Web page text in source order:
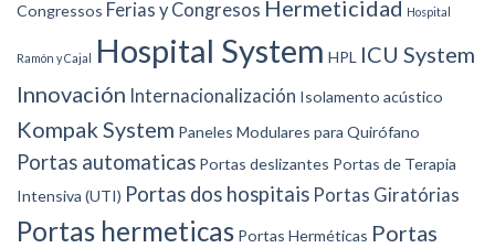
Congressos Ferias y Congresos Hermeticidad Hospital
Ramón y Cajal Hospital System HPL ICU System
Innovación Internacionalización Isolamento acústico
Kompak System Paneles Modulares para Quirófano
Portas automaticas Portas deslizantes Portas de Terapia
Intensiva (UTI) Portas dos hospitais Portas Giratórias
Portas hermeticas Portas Herméticas Portas